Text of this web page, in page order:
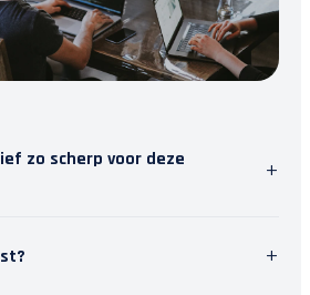
zo scherp voor deze
+
besparen we tijd. Die tijd
+